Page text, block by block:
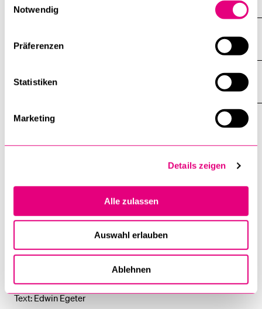
Notwendig
Präferenzen
Statistiken
Marketing
Details zeigen
Alle zulassen
Auswahl erlauben
Ablehnen
Religiöse Tradition
Links
Schweizerischer Israelitischer Gemeindebund
Synagogen und jüdische Gemeinden in der Schweiz
Judentum in der Schweiz
Text: Edwin Egeter